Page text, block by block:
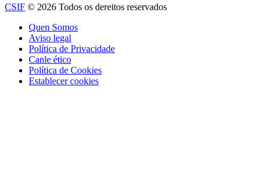
CSIF © 2026 Todos os dereitos reservados
Quen Somos
Aviso legal
Política de Privacidade
Canle ético
Política de Cookies
Establecer cookies